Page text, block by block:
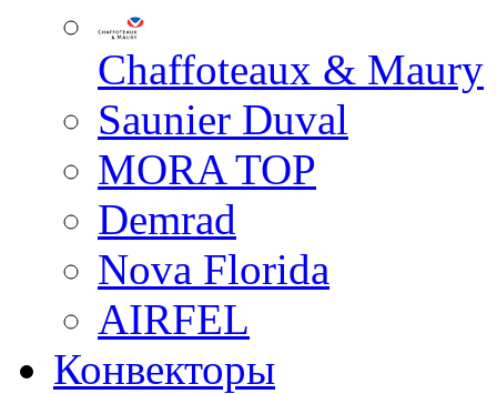
Chaffoteaux & Maury
Saunier Duval
MORA TOP
Demrad
Nova Florida
AIRFEL
Конвекторы